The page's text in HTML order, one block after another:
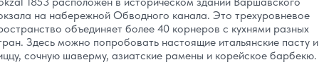
на набережной Обводного канала. Это трехуровневое
объединяет более 40 корнеров с кухнями разных
Здесь можно попробовать настоящие итальянские пасту и
сочную шаверму, азиатские рамены и корейское барбекю.